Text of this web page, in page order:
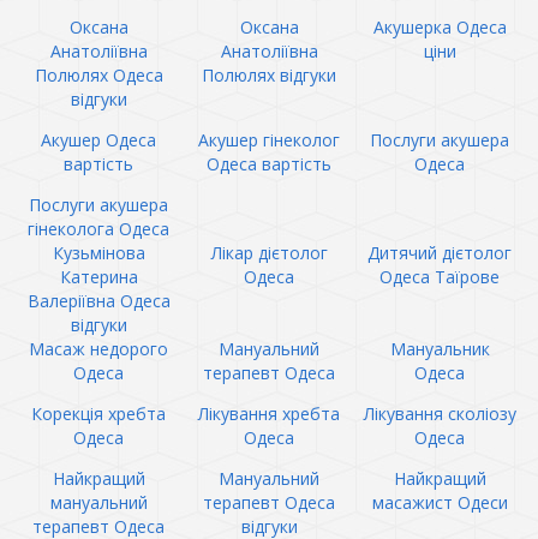
Оксана
Анатоліївна
Полюлях Одеса
відгуки
Оксана
Анатоліївна
Полюлях відгуки
Акушерка Одеса
ціни
Акушер Одеса
вартість
Акушер гінеколог
Одеса вартість
Послуги акушера
Одеса
Послуги акушера
гінеколога Одеса
Кузьмінова
Катерина
Валеріївна Одеса
відгуки
Лікар дієтолог
Одеса
Дитячий дієтолог
Одеса Таїрове
Масаж недорого
Одеса
Мануальний
терапевт Одеса
Мануальник
Одеса
Корекція хребта
Одеса
Лікування хребта
Одеса
Лікування сколіозу
Одеса
Найкращий
мануальний
терапевт Одеса
Мануальний
терапевт Одеса
відгуки
Найкращий
масажист Одеси